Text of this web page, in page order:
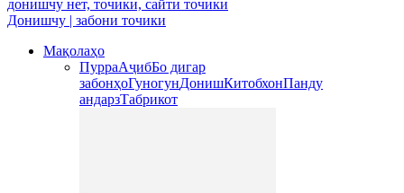
Донишчу | забони точики
Мақолаҳо
ПурраАҷибБо дигар
забонҳоГуногунДонишКитобхонПанду
андарзТабрикот